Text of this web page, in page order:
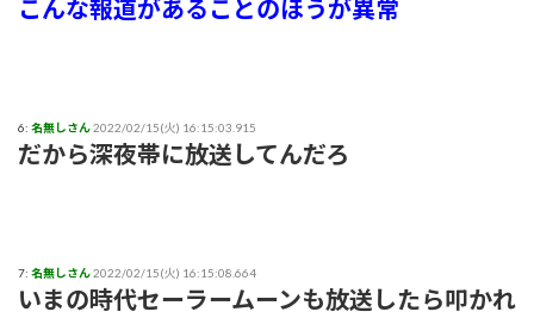
こんな報道があることのほうが異常
6: 名無しさん2022/02/15(火) 16:15:03.915
だから深夜帯に放送してんだろ
7: 名無しさん2022/02/15(火) 16:15:08.664
いまの時代セーラームーンも放送したら叩かれ